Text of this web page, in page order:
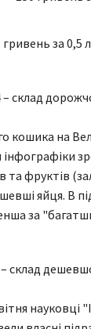
гривень за 0,5
склад
кошика на
та фруктів
яйця. В
за
склад
науковці